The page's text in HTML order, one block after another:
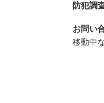
防犯調
お問い
移動中